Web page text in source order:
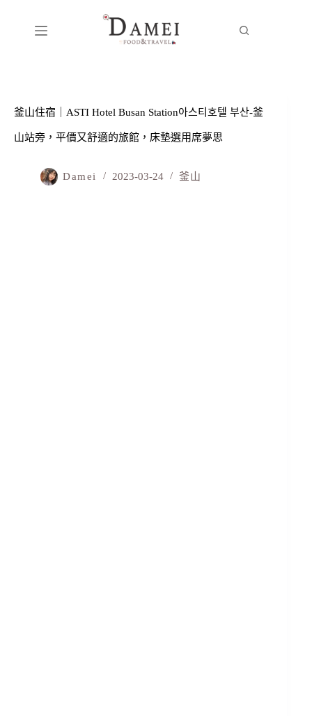
釜山住宿｜ASTI Hotel Busan Station아스티호텔 부산-釜
山站旁，平價又舒適的旅館，床墊選用席夢思
Damei 2023-03-24 釜山